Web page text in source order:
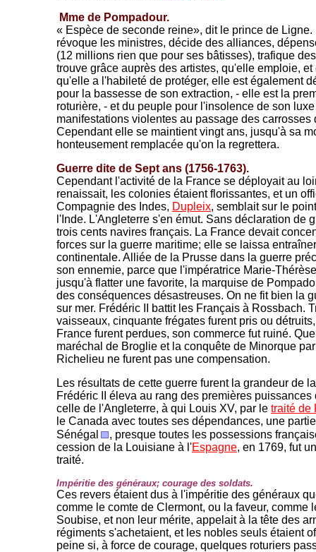
Mme de Pompadour.
« Espèce de seconde reine», dit le prince de Ligne.
révoque les ministres, décide des alliances,
(12 millions rien que pour ses bâtisses), trafique
trouve grâce auprès des artistes, qu'elle emploie,
qu'elle a l'habileté de protéger, elle est également
pour la bassesse de son extraction, - elle est la
roturière, - et du peuple pour l'insolence de son
manifestations violentes au passage des carrosses
Cependant elle se maintient vingt ans, jusqu'à sa
honteusement remplacée qu'on la regrettera.
Guerre dite de Sept ans (1756-1763).
Cependant l'activité de la France se déployait au
renaissait, les colonies étaient florissantes, et un
Compagnie des Indes, Dupleix, semblait sur le
l'Inde. L'Angleterre s'en émut. Sans déclaration de
trois cents navires français. La France devait
forces sur la guerre maritime; elle se laissa
continentale. Alliée de la Prusse dans la guerre
son ennemie, parce que l'impératrice Marie-
jusqu'à flatter une favorite, la marquise de
des conséquences désastreuses. On ne fit bien la
sur mer. Frédéric II battit les Français à Rossbach.
vaisseaux, cinquante frégates furent pris ou
France furent perdues, son commerce fut ruiné.
maréchal de Broglie et la conquête de Minorque
Richelieu ne furent pas une compensation.
Les résultats de cette guerre furent la grandeur de
Frédéric II éleva au rang des premières puissances
celle de l'Angleterre, à qui Louis XV, par le traité de
le Canada avec toutes ses dépendances, une
Sénégal
, presque toutes les possessions
cession de la Louisiane à l'Espagne, en 1769, fut
traité.
Impéritie des généraux; courage des soldats.
Ces revers étaient dus à l'impéritie des généraux
comme le comte de Clermont, ou la faveur, comme
Soubise, et non leur mérite, appelait à la tête des
régiments s'achetaient, et les nobles seuls étaient
peine si, à force de courage, quelques roturiers